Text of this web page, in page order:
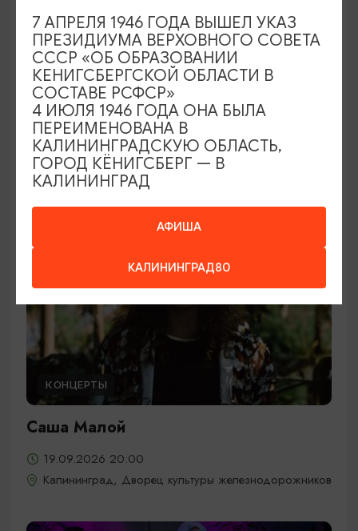
СПЕКТАКЛИ
Вишнёвый сад
18.09.2026 19:00
Калининград, Калининградский областной
драматический театр
ОТ 1750₽
КОНЦЕРТЫ
Саша Малой
19.09.2026 20:00
Калининград, Дворец культуры железнодорожников
АФИША
КАЛИНИНГРАД80
7 АПРЕЛЯ 1946 ГОДА ВЫШЕЛ УКАЗ
ПРЕЗИДИУМА ВЕРХОВНОГО СОВЕТА
СССР «ОБ ОБРАЗОВАНИИ
КЕНИГСБЕРГСКОЙ ОБЛАСТИ В
СОСТАВЕ РСФСР»
4 ИЮЛЯ 1946 ГОДА ОНА БЫЛА
ПЕРЕИМЕНОВАНА В
КАЛИНИНГРАДСКУЮ ОБЛАСТЬ,
ГОРОД КЁНИГСБЕРГ — В
КАЛИНИНГРАД